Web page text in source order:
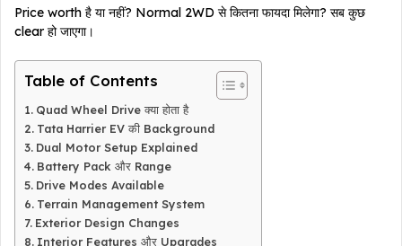
Price worth है या नहीं? Normal 2WD से कितना फायदा मिलेगा? सब कुछ
clear हो जाएगा।
Table of Contents
Quad Wheel Drive क्या होता है
Tata Harrier EV की Background
Dual Motor Setup Explained
Battery Pack और Range
Drive Modes Available
Terrain Management System
Exterior Design Changes
Interior Features और Upgrades